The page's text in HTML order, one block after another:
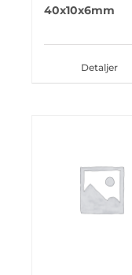
40x10x6mm
Detaljer